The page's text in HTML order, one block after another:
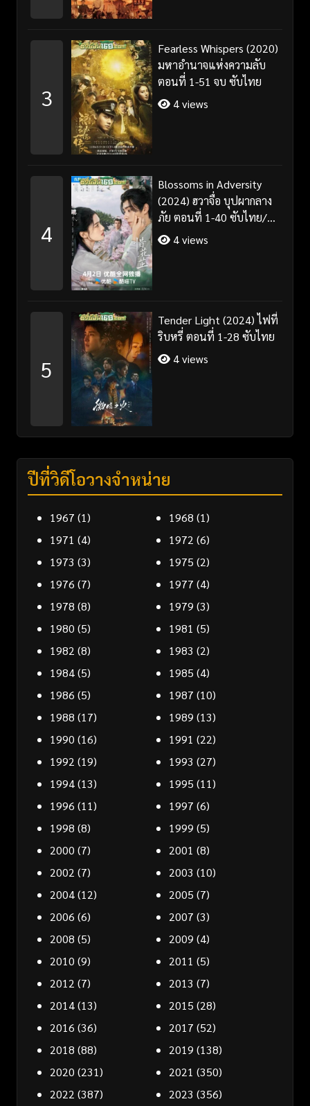
3
Fearless Whispers (2020)
มหาอำนาจแห่งความลับ
ตอนที่ 1-51 จบ ซับไทย
4 views
4
Blossoms in Adversity
(2024) ฮวาจื่อ บุปผากลาง
ภัย ตอนที่ 1-40 ซับไทย/
พากย์ไทย
4 views
5
Tender Light (2024) ไฟที่
ริบหรี่ ตอนที่ 1-28 ซับไทย
4 views
ปีที่วิดีโอวางจำหน่าย
1967 (1) 1968 (1)
1971 (4) 1972 (6)
1973 (3) 1975 (2)
1976 (7) 1977 (4)
1978 (8) 1979 (3)
1980 (5) 1981 (5)
1982 (8) 1983 (2)
1984(5) 1985 (4)
1986 (5) 1987 (10)
1988 (17) 1989 (13)
1990 (16) 1991 (22)
1992 (19) 1993 (27)
1994(13) 1995 (11)
1996 (11) 1997 (6)
1998 (8) 1999 (5)
2000 (7) 2001 (8)
2002 (7) 2003 (10)
2004(12) 2005 (7)
2006 (6) 2007 (3)
2008 (5) 2009 (4)
2010 (9) 2011 (5)
2012 (7) 2013 (7)
2014(13) 2015 (28)
2016 (36) 2017 (52)
2018 (88) 2019 (138)
2020 (231) 2021 (350)
2022 (387) 2023 (356)